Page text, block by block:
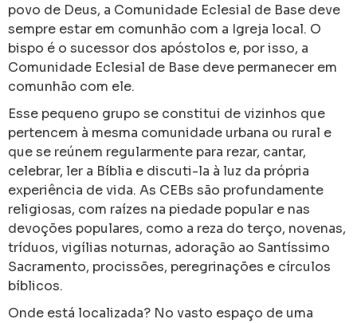
povo de Deus, a Comunidade Eclesial de Base deve
sempre estar em comunhão com a Igreja local. O
bispo é o sucessor dos apóstolos e, por isso, a
Comunidade Eclesial de Base deve permanecer em
comunhão com ele.
Esse pequeno grupo se constitui de vizinhos que
pertencem à mesma comunidade urbana ou rural e
que se reúnem regularmente para rezar, cantar,
celebrar, ler a Bíblia e discuti-la à luz da própria
experiência de vida. As CEBs são profundamente
religiosas, com raízes na piedade popular e nas
devoções populares, como a reza do terço, novenas,
tríduos, vigílias noturnas, adoração ao Santíssimo
Sacramento, procissões, peregrinações e círculos
bíblicos.
Onde está localizada? No vasto espaço de uma